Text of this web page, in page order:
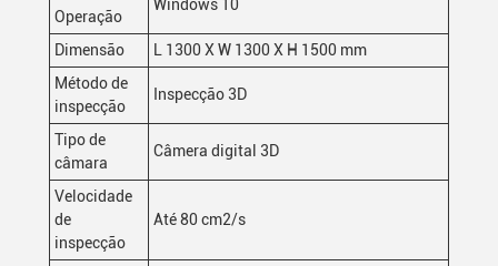
Operação
Windows 10
Dimensão
L 1300 X W 1300 X H 1500 mm
Método de
inspecção
Inspecção 3D
Tipo de
câmara
Câmera digital 3D
Velocidade
de
inspecção
Até 80 cm2/s